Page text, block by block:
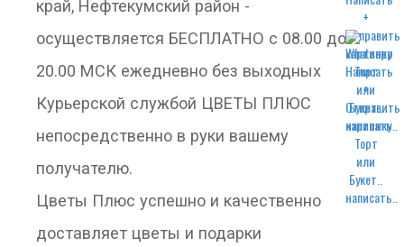
написать..
написать..
край, Нефтекумский район -
осуществляется БЕСПЛАТНО с 08.00 до
20.00 МСК ежедневно без выходных
Курьерской службой ЦВЕТЫ ПЛЮС
непосредственно в руки вашему
получателю.
Цветы Плюс успешно и качественно
доставляет цветы и подарки